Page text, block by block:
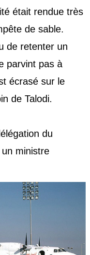
était rendue très
de sable.
de retenter un
parvint pas à
écrasé sur le
de Talodi.
du
ministre